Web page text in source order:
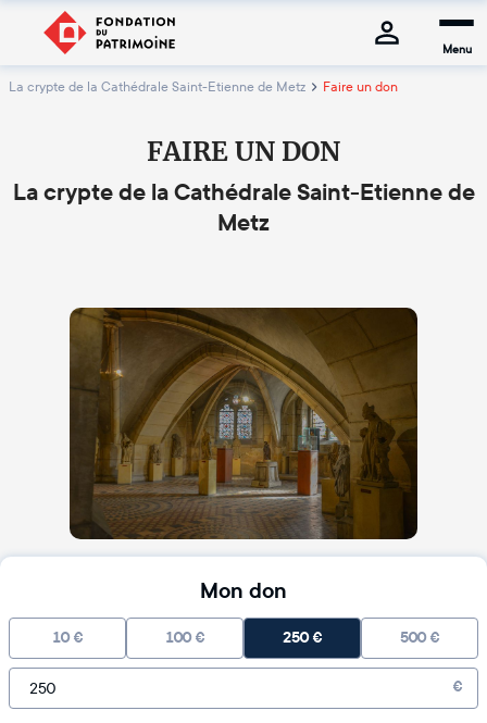
Menu
La crypte de la Cathédrale Saint-Etienne de Metz Faire un don
FAIRE UN DON
La crypte de la Cathédrale Saint-Etienne de
Metz
Mon don
10 € 100 € 250€ 500 €
€